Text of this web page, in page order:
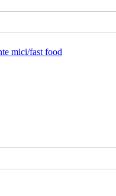
mici/fast food